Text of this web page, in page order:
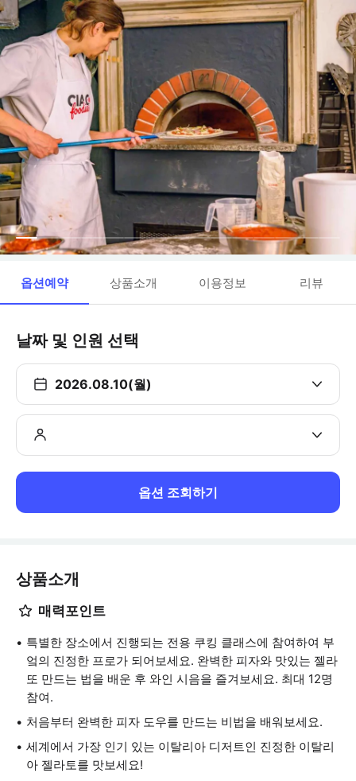
옵션예약 상품소개 이용정보 리뷰
날짜 및 인원 선택
2026.08.10(월)
옵션 조회하기
상품소개
매력포인트
특별한 장소에서 진행되는 전용 쿠킹 클래스에 참여하여 부
엌의 진정한 프로가 되어보세요. 완벽한 피자와 맛있는 젤라
또 만드는 법을 배운 후 와인 시음을 즐겨보세요. 최대 12명
참여.
처음부터 완벽한 피자 도우를 만드는 비법을 배워보세요.
세계에서 가장 인기 있는 이탈리아 디저트인 진정한 이탈리
아 젤라토를 맛보세요!